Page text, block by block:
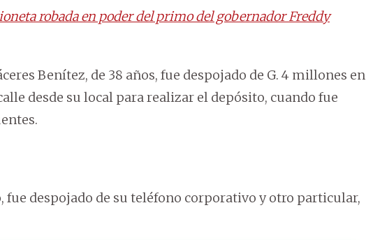
robada en poder del primo del gobernador Freddy
Benítez, de 38 años, fue despojado de G. 4 millones en
desde su local para realizar el depósito, cuando fue
fue despojado de su teléfono corporativo y otro particular,